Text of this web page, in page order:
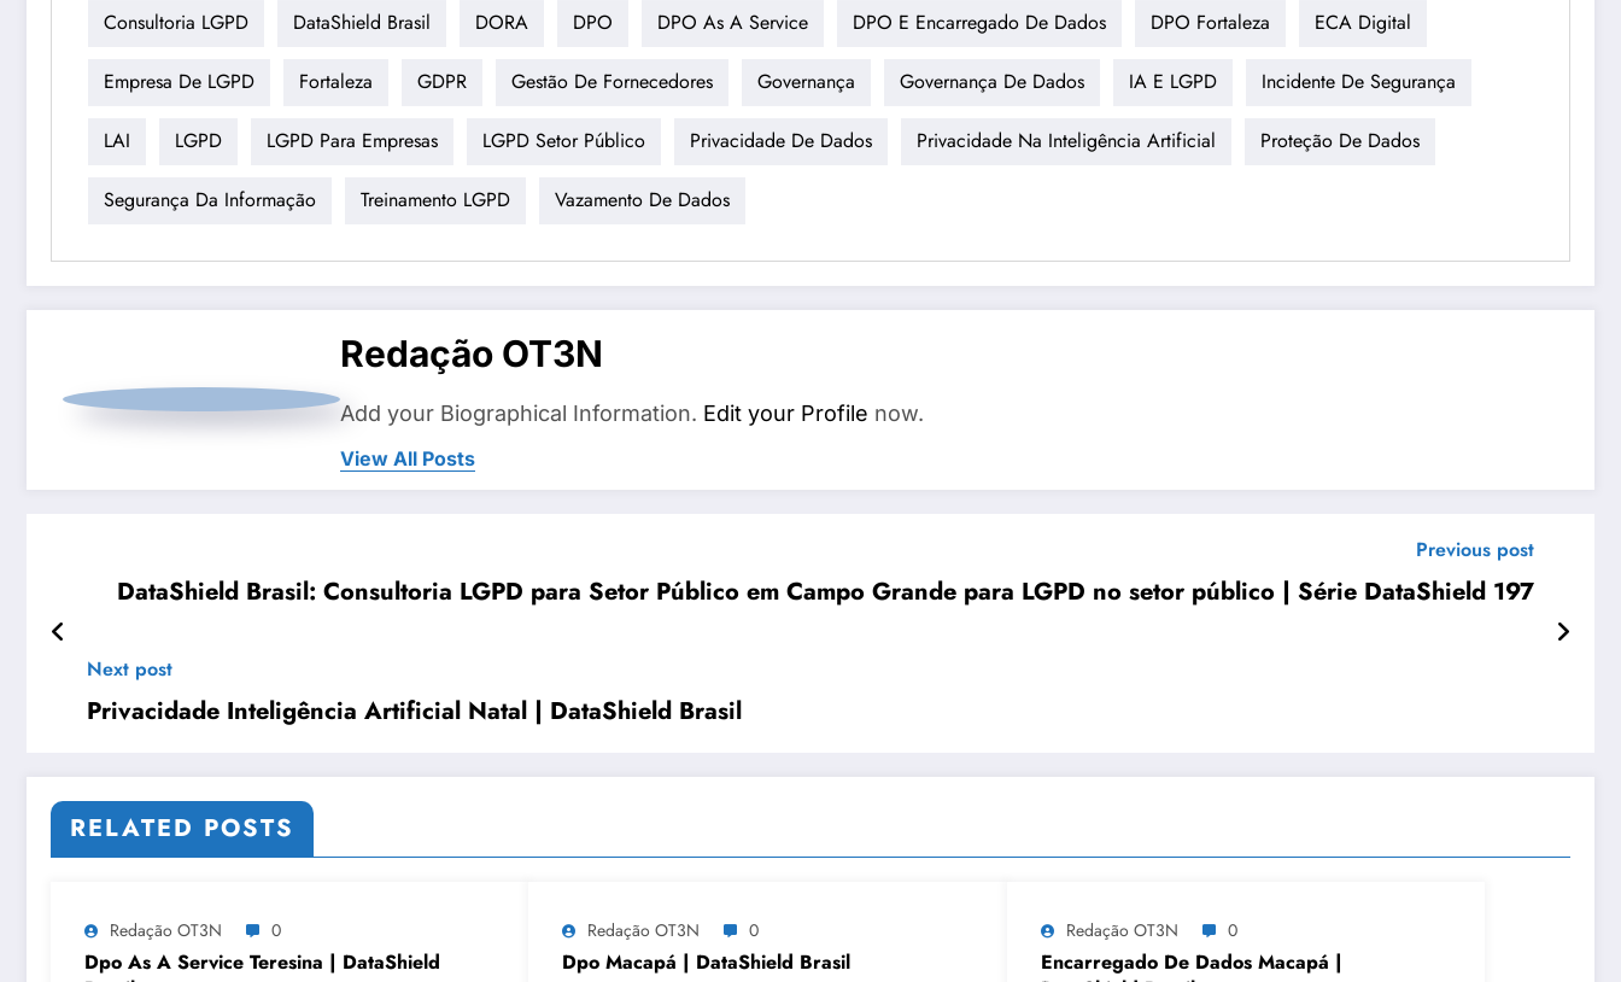
Consultoria LGPD DataShield Brasil DORA DPO DPO As A Service DPO E Encarregado De Dados DPO Fortaleza ECA Digital
Empresa De LGPD Fortaleza GDPR Gestão De Fornecedores Governança Governança De Dados IA E LGPD Incidente De Segurança
LAI LGPD LGPD Para Empresas LGPD Setor Público Privacidade De Dados Privacidade Na Inteligência Artificial Proteção De Dados
Segurança Da Informação Treinamento LGPD Vazamento De Dados
Redação OT3N
Add your Biographical Information. Edit your Profile now.
View All Posts
Previous post
DataShield Brasil: Consultoria LGPD para Setor Público em Campo Grande para LGPD no setor público | Série DataShield 197
Next post
Privacidade Inteligência Artificial Natal | DataShield Brasil
RELATED POSTS
Redação OT3N 0
Dpo As A Service Teresina | DataShield
Redação OT3N 0
Dpo Macapá | DataShield Brasil
Redação OT3N 0
Encarregado De Dados Macapá |